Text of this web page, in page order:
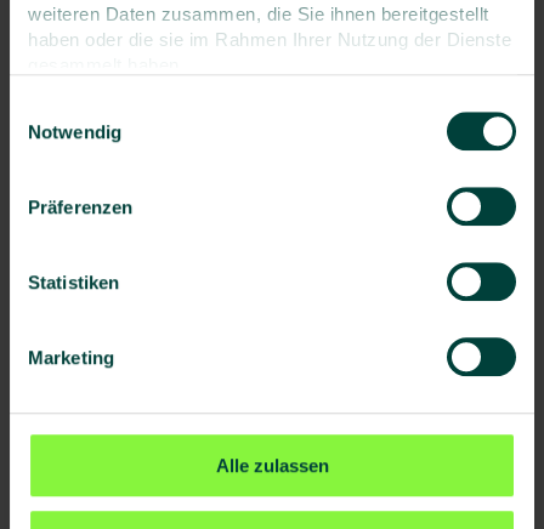
weiteren Daten zusammen, die Sie ihnen bereitgestellt
haben oder die sie im Rahmen Ihrer Nutzung der Dienste
Notwendig
Präferenzen
Statistiken
Marketing
Alle zulassen
Anforderungen, Ausblick
Regelwerke verschoben und neue Themen
neue Unsicherheiten. Wer Entwicklungen früh
einordnet, verschafft sich Orientierung in einem